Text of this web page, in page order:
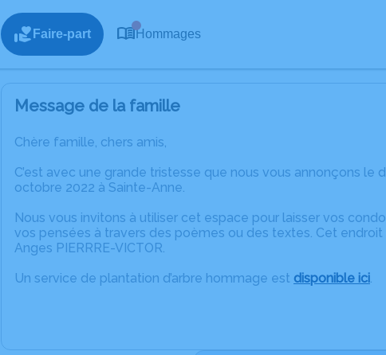
Faire-part Hommages
Message de la famille
Chère famille, chers amis,
C’est avec une grande tristesse que nous vous annonçons
octobre 2022 à Sainte-Anne.
Nous vous invitons à utiliser cet espace pour laisser vos
vos pensées à travers des poèmes ou des textes. Cet
Anges PIERRRE-VICTOR.
Un service de plantation d’arbre hommage est disponible ici.